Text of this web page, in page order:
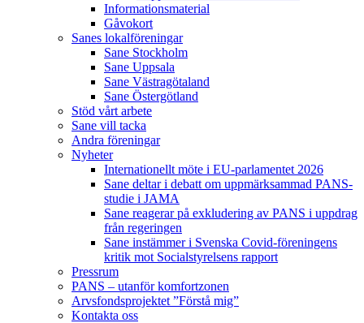
Informationsmaterial
Gåvokort
Sanes lokalföreningar
Sane Stockholm
Sane Uppsala
Sane Västragötaland
Sane Östergötland
Stöd vårt arbete
Sane vill tacka
Andra föreningar
Nyheter
Internationellt möte i EU-parlamentet 2026
Sane deltar i debatt om uppmärksammad PANS-
studie i JAMA
Sane reagerar på exkludering av PANS i uppdrag
från regeringen
Sane instämmer i Svenska Covid-föreningens
kritik mot Socialstyrelsens rapport
Pressrum
PANS – utanför komfortzonen
Arvsfondsprojektet ”Förstå mig”
Kontakta oss